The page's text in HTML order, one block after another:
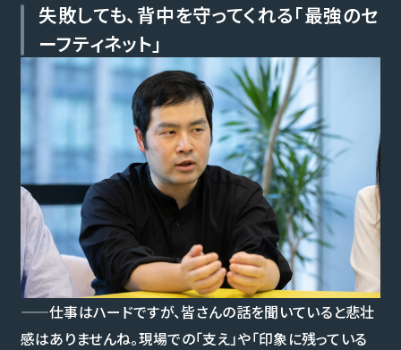
失敗しても、背中を守ってくれる「最強のセ
ーフティネット」
——仕事はハードですが、皆さんの話を聞いていると悲壮
感はありませんね。現場での「支え」や「印象に残っている